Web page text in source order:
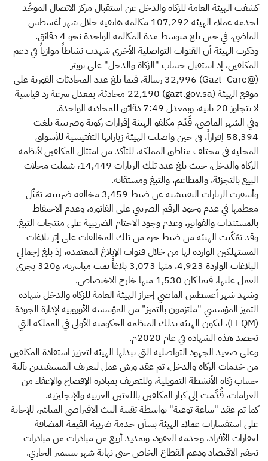
كشفت الهيئة العامة للزكاة والدخل عن استقبال مركز الاتصال الموحَّد
لخدمة عملاء الهيئة 107,292 مكالمة هاتفية خلال شهر أغسطس
الماضي، في حين بلغ متوسط مدة المكالمة الواحدة نحو 4 دقائق.
وذكرت الهيئة أن القنوات التواصلية الأخرى شهدت نشاطاً موازياً في دعم
المكلفين، إذ استقبل حساب "الزكاة والدخل" على تويتر
(@Gazt_Care) 32,996 رسالة، فيما بلغ عدد المحادثات الفورية على
موقع الهيئة (gazt.gov.sa) 22,190 محادثة، بمعدل سرعة رد قياسية
لا تتجاوز 20 ثانية، وبمعدل 7:49 دقائق للمحادثة الواحدة.
وفي الشهر الماضي، قَدّم مكلفو الهيئة إقرارات زكوية وضريبية بلغت
58,394 إقراراً، في حين واصلت الهيئة زياراتها التفتيشية للأسواق
المحلية في مختلف مناطق المملكة، للتأكد من امتثال المكلفين لأنظمة
الزكاة والدخل، حيث بلغ عدد تلك الزيارات 14,449، شملت محلات
البيع بالتجزئة، والمطاعم، والتبغ ومشتقاته.
وأسفرت الزيارات التفتيشية عن ضبط 3,459 مخالفة ضريبية، تمَثّل
معظمها في عدم وجود الرقم الضريبي على الفاتورة، وعدم الاحتفاظ
بالمستندات والفواتير، وعدم وجود الاختام الضريبية على منتجات التبغ.
وقد تمَكّنت الهيئة من ضبط جزء من تلك المخالفات على إثر بلاغات
المستهلكين الواردة لها من خلال قنوات الإبلاغ المعتمدة، إذ بلغ إجمالي
البلاغات الواردة 4,923، منها 3,073 بلاغاً تمت مباشرته، و320 يجري
العمل عليها، فيما كان 1,530 منها خارج الاختصاص.
وشهد شهر أغسطس الماضي إحراز الهيئة العامة للزكاة والدخل شهادة
التميز المؤسسي "ملتزمون بالتميز" من المؤسسة الأوروبية لإدارة الجودة
(EFQM)، لتكون الهيئة بذلك المنظمة الحكومية الأولى في المملكة التي
تحصد هذه الشهادة في عام 2020م.
وعلى صعيد الجهود التواصلية التي تبذلها الهيئة لتعزيز استفادة المكلفين
من خدمات الزكاة والدخل، تم عقد ورش عمل لتعريف المستفيدين بآلية
حساب زكاة الأنشطة التمويلية، وللتعريف بمبادرة الإفصاح والإعفاء من
الغرامات، قُدِّمت إلى كبار المكلفين باللغتين العربية والإنجليزية.
كما تم عقد "ساعة توعية" بواسطة تقنية البث الافتراضي المباشر، للإجابة
على استفسارات عملاء الهيئة بشأن خدمة ضريبة القيمة المضافة
لعقارات الأفراد، وخدمة العقود، وتمديد أربع من مبادرات من مبادرات
تحفيز الاقتصاد ودعم القطاع الخاص حتى نهاية شهر سبتمبر الجاري.​